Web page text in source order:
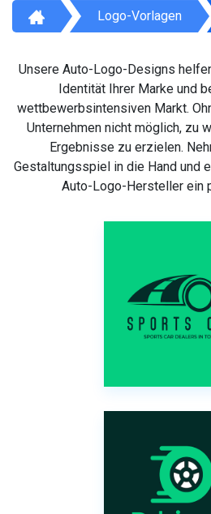
Logo-Vorlagen
Unsere Auto-Logo-Designs
Identität Ihrer Marke und
wettbewerbsintensiven Markt.
Unternehmen nicht möglich, zu
Ergebnisse zu erzielen.
Gestaltungsspiel in die Hand und
Auto-Logo-Hersteller ein